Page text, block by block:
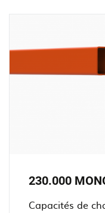
230.000
Capacités de